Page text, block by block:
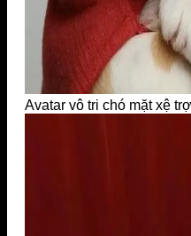
Avatar vô tri chó mặt xệ